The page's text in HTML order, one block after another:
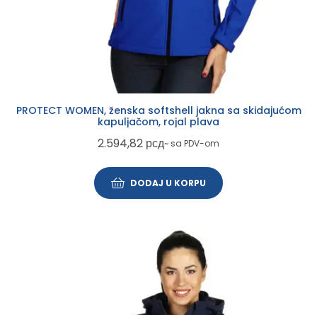
PROTECT WOMEN, ženska softshell jakna sa skidajućom
kapuljačom, rojal plava
2.594,82 рсд~ sa PDV-om
DODAJ U KORPU